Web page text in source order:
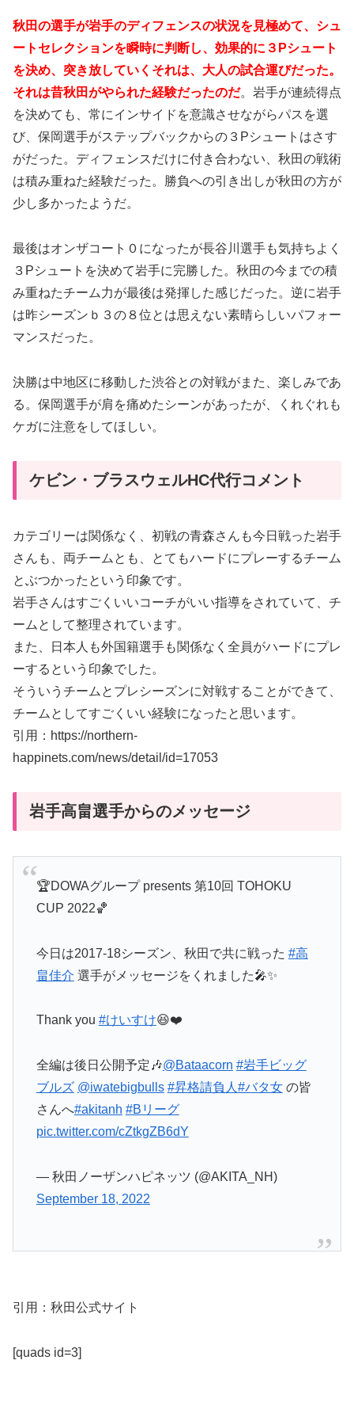
秋田の選手が岩手のディフェンスの状況を見極めて、シュ
ートセレクションを瞬時に判断し、効果的に３Pシュート
を決め、突き放していくそれは、大人の試合運びだった。
それは昔秋田がやられた経験だったのだ。岩手が連続得点
を決めても、常にインサイドを意識させながらパスを選
び、保岡選手がステップバックからの３Pシュートはさす
がだった。ディフェンスだけに付き合わない、秋田の戦術
は積み重ねた経験だった。勝負への引き出しが秋田の方が
少し多かったようだ。
最後はオンザコート０になったが長谷川選手も気持ちよく
３Pシュートを決めて岩手に完勝した。秋田の今までの積
み重ねたチーム力が最後は発揮した感じだった。逆に岩手
は昨シーズンｂ３の８位とは思えない素晴らしいパフォー
マンスだった。
決勝は中地区に移動した渋谷との対戦がまた、楽しみであ
る。保岡選手が肩を痛めたシーンがあったが、くれぐれも
ケガに注意をしてほしい。
ケビン・ブラスウェルHC代行コメント
カテゴリーは関係なく、初戦の青森さんも今日戦った岩手
さんも、両チームとも、とてもハードにプレーするチーム
とぶつかったという印象です。
岩手さんはすごくいいコーチがいい指導をされていて、チ
ームとして整理されています。
また、日本人も外国籍選手も関係なく全員がハードにプレ
ーするという印象でした。
そういうチームとプレシーズンに対戦することができて、
チームとしてすごくいい経験になったと思います。
引用：https://northern-
happinets.com/news/detail/id=17053
岩手高畠選手からのメッセージ
🏆DOWAグループ presents 第10回 TOHOKU
CUP 2022🏀
今日は2017-18シーズン、秋田で共に戦った #高
畠佳介 選手がメッセージをくれました🎤✨
Thank you #けいすけ😆❤️
全編は後日公開予定🎶@Bataacorn #岩手ビッグ
ブルズ @iwatebigbulls #昇格請負人 #バタ女の皆
さんへ#akitanh #Bリーグ
pic.twitter.com/cZtkgZB6dY
— 秋田ノーザンハピネッツ (@AKITA_NH)
September 18, 2022
引用：秋田公式サイト
[quads id=3]